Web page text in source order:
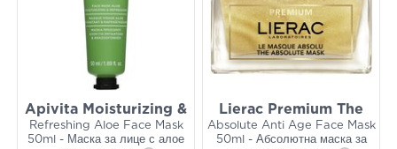
Apivita Moisturizing &
Refreshing Aloe Face Mask
50ml - Маска за лице с алое
Lierac Premium The
Absolute Anti Age Face Mask
50ml - Абсолютна маска за